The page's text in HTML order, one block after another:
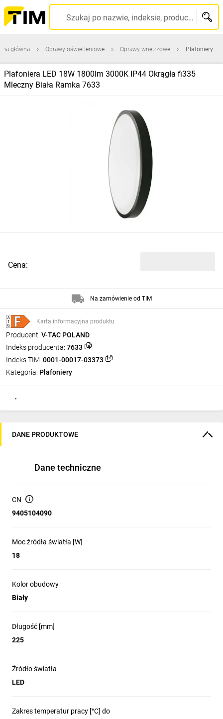
Szukaj po nazwie, indeksie, producencie, kodzie kreskowym...
główna Oprawy oświetleniowe Oprawy wnętrzowe Plafoniery
Plafoniera LED 18W 1800lm 3000K IP44 Okrągła fi335
Mleczny Biała Ramka 7633
Karta informacyjna produktu
Producent: V-TAC POLAND
Indeks producenta: 7633
Indeks TIM: 0001-00017-03373
Kategoria: Plafoniery
Cena:
Na zamówienie od TIM
DANE PRODUKTOWE
Dane techniczne
CN
9405104090
Moc źródła światła [W]
18
Kolor obudowy
Biały
Długość [mm]
225
Źródło światła
LED
Zakres temperatur pracy [°C] do